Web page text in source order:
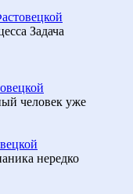
Задача
человек уже
нередко